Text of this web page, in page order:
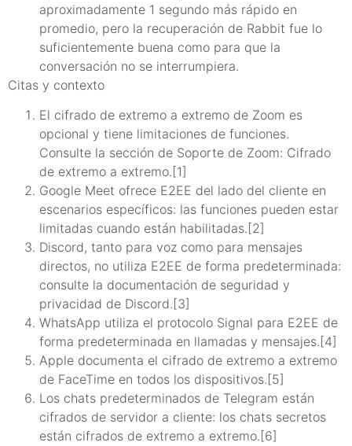
aproximadamente 1 segundo más rápido en
promedio, pero la recuperación de Rabbit fue lo
suficientemente buena como para que la
conversación no se interrumpiera.
Citas y contexto
El cifrado de extremo a extremo de Zoom es
opcional y tiene limitaciones de funciones.
Consulte la sección de Soporte de Zoom: Cifrado
de extremo a extremo.[1]
Google Meet ofrece E2EE del lado del cliente en
escenarios específicos: las funciones pueden estar
limitadas cuando están habilitadas.[2]
Discord, tanto para voz como para mensajes
directos, no utiliza E2EE de forma predeterminada:
consulte la documentación de seguridad y
privacidad de Discord.[3]
WhatsApp utiliza el protocolo Signal para E2EE de
forma predeterminada en llamadas y mensajes.[4]
Apple documenta el cifrado de extremo a extremo
de FaceTime en todos los dispositivos.[5]
Los chats predeterminados de Telegram están
cifrados de servidor a cliente: los chats secretos
están cifrados de extremo a extremo.[6]